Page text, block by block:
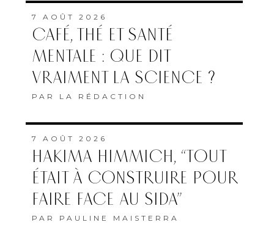
7 AOÛT 2026
CAFÉ, THÉ ET SANTÉ
MENTALE : QUE DIT
VRAIMENT LA SCIENCE ?
PAR LA RÉDACTION
7 AOÛT 2026
HAKIMA HIMMICH, “TOUT
ÉTAIT À CONSTRUIRE POUR
FAIRE FACE AU SIDA”
PAR PAULINE MAISTERRA